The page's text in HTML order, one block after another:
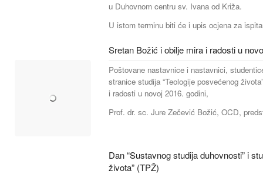
u Duhovnom centru sv. Ivana od Križa.
U istom terminu biti će i upis ocjena za
Sretan Božić i obilje mira i radosti u
Poštovane nastavnice i nastavnici,
stranice studija “Teologije posvećenog
i radosti u novoj 2016. godini,
Prof. dr. sc. Jure Zečević Božić, OCD,
Dan “Sustavnog studija duhovnosti” i
života” (TPŽ)